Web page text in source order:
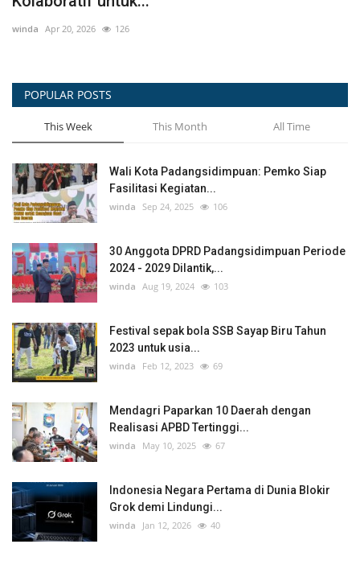
winda Dec 22, 2024 547
POPULAR POSTS
This Week This Month All Time
Wali Kota Padangsidimpuan: Pemko Siap
Fasilitasi Kegiatan...
winda Sep 24, 2025 106
30 Anggota DPRD Padangsidimpuan Periode
2024 - 2029 Dilantik,...
winda Aug 19, 2024 103
Festival sepak bola SSB Sayap Biru Tahun
2023 untuk usia...
winda Feb 12, 2023 69
Mendagri Paparkan 10 Daerah dengan
Realisasi APBD Tertinggi...
winda May 10, 2025 67
Indonesia Negara Pertama di Dunia Blokir
Grok demi Lindungi...
winda Jan 12, 2026 40